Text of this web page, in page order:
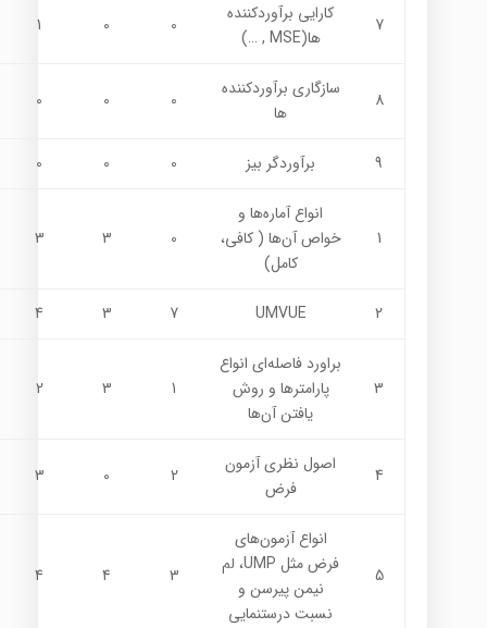
7
كارايي برآوردكننده
ها(MSE , …)
0
0
1
8
سازگاري برآوردكننده
ها
0
0
0
9 برآوردگر بيز 0
0
0
1
انواع آماره‌ها و
خواص آن‌ها ( كافي،
كامل)
0
3
3
2
UMVUE
7
3
4
3
براورد فاصله‌اي انواع
پارامترها و روش
يافتن آن‌ها
1
3
2
4
اصول نظري آزمون
فرض
2
0
3
5
انواع آزمون‌هاي
فرض مثل UMP، لم
نيمن پيرسن و
نسبت درستنمايي
3
4
4